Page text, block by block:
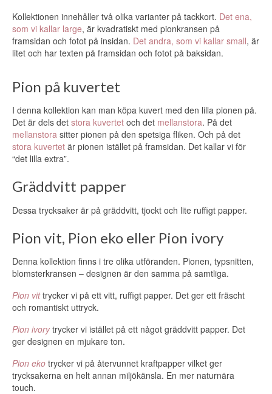
Kollektionen innehåller två olika varianter på tackkort. Det ena,
som vi kallar large, är kvadratiskt med pionkransen på
framsidan och fotot på insidan. Det andra, som vi kallar small, är
litet och har texten på framsidan och fotot på baksidan.
Pion på kuvertet
I denna kollektion kan man köpa kuvert med den lilla pionen på.
Det är dels det stora kuvertet och det mellanstora. På det
mellanstora sitter pionen på den spetsiga fliken. Och på det
stora kuvertet är pionen istället på framsidan. Det kallar vi för
“det lilla extra”.
Gräddvitt papper
Dessa trycksaker är på gräddvitt, tjockt och lite ruffigt papper.
Pion vit, Pion eko eller Pion ivory
Denna kollektion finns i tre olika utföranden. Pionen, typsnitten,
blomsterkransen – designen är den samma på samtliga.
Pion vit trycker vi på ett vitt, ruffigt papper. Det ger ett fräscht
och romantiskt uttryck.
Pion ivorytrycker vi istället på ett något gräddvitt papper. Det
ger designen en mjukare ton.
Pion eko trycker vi på återvunnet kraftpapper vilket ger
trycksakerna en helt annan miljökänsla. En mer naturnära
touch.